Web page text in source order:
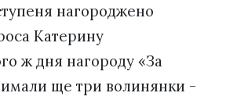
нагороджено
Катерину
ж дня нагороду «За
ще три волинянки -